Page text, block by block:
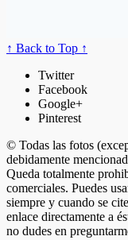
↑ Back to Top ↑
Twitter
Facebook
Google+
Pinterest
© Todas las fotos
debidamente
Queda totalmente
comerciales. Puedes
siempre y cuando se
enlace directamente a
no dudes en